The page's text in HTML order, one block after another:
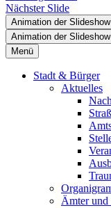
Nächster Slide
Animation der
Animation der
Menü
Stadt & Bürger
Aktuelles
Ämter und